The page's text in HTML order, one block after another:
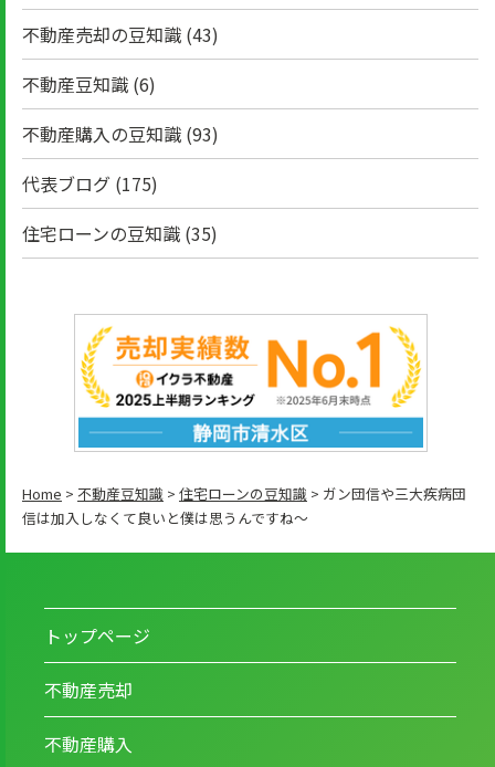
不動産売却の豆知識 (43)
不動産豆知識 (6)
不動産購入の豆知識 (93)
代表ブログ (175)
住宅ローンの豆知識 (35)
Home > 不動産豆知識 > 住宅ローンの豆知識 > ガン団信や三大疾病団
信は加入しなくて良いと僕は思うんですね～
トップページ
不動産売却
不動産購入